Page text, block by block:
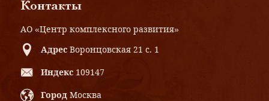
Контакты
АО «Центр комплексного развития»
Адрес Воронцовская 21 с. 1
Индекс 109147
Город Москва